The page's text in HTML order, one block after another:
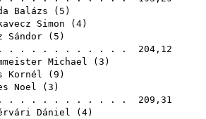
Balázs ( 5 )
Simon ( 4)
Sándor ( 5 )
. . . . . . . . . . . 204,12
Michael ( 3 )
Kornél ( 9 )
Noel ( 3 )
. . . . . . . . . . . 209,31
Dániel ( 4)